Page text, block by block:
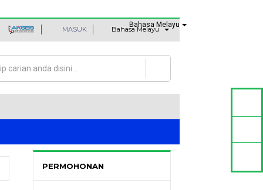
MASUK Bahasa Melayu
carian
PERMOHONAN
Bahasa Melayu